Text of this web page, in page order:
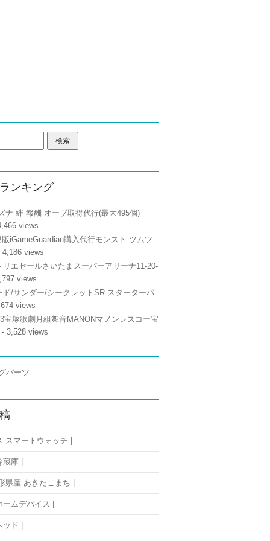
ンキング
ナ 絆 報酬 オーブ取得代行(最大495個)
views
iGameGuardian購入代行モンスト ツムツ
4,186 views
リエセールさいたまスーパーアリーナ11-20-
views
ド/サンダー/シークレットSR スターターパ
views
宝塚歌劇月組舞音MANONマノンレスコー宝
- 3,528 views
スマートウォッチ |
庫 |
県産 あきたこまち |
ムデバイス |
ド |